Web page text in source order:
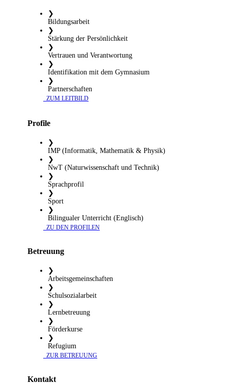
❯
Bildungsarbeit
❯
Stärkung der Persönlichkeit
❯
Vertrauen und Verantwortung
❯
Identifikation mit dem Gymnasium
❯
Partnerschaften
​ ZUM LEITBILD
Profile
❯
IMP (Informatik, Mathematik & Physik)
❯
NwT (Naturwissenschaft und Technik)
❯
Sprachprofil
❯
Sport
❯
Bilingualer Unterricht (Englisch)
​ ZU DEN PROFILEN
Betreuung
❯
Arbeitsgemeinschaften
❯
Schulsozialarbeit
❯
Lernbetreuung
❯
Förderkurse
❯
Refugium
​ ZUR BETREUUNG
Kontakt